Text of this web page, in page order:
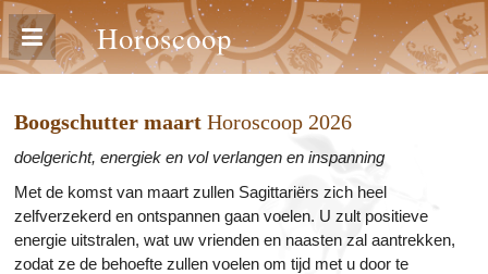
Horoscoop
Boogschutter maart Horoscoop 2026
doelgericht, energiek en vol verlangen en inspanning
Met de komst van maart zullen Sagittariërs zich heel
zelfverzekerd en ontspannen gaan voelen. U zult positieve
energie uitstralen, wat uw vrienden en naasten zal aantrekken,
zodat ze de behoefte zullen voelen om tijd met u door te